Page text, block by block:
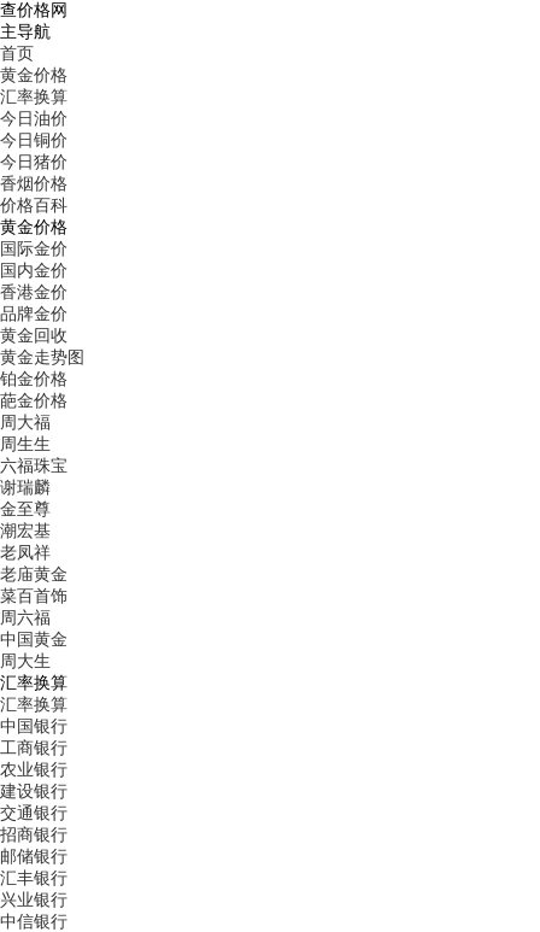
查价格网
主导航
首页
黄金价格
汇率换算
今日油价
今日铜价
今日猪价
香烟价格
价格百科
黄金价格
国际金价
国内金价
香港金价
品牌金价
黄金回收
黄金走势图
铂金价格
葩金价格
周大福
周生生
六福珠宝
谢瑞麟
金至尊
潮宏基
老凤祥
老庙黄金
菜百首饰
周六福
中国黄金
周大生
汇率换算
汇率换算
中国银行
工商银行
农业银行
建设银行
交通银行
招商银行
邮储银行
汇丰银行
兴业银行
中信银行